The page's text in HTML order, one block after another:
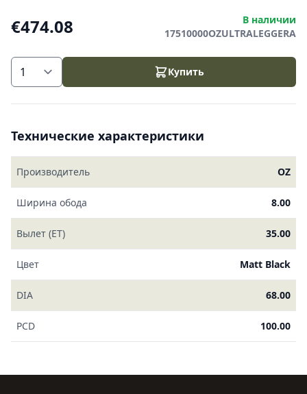
€474.08
В наличии
17510000OZULTRALEGGERA
Купить
Технические характеристики
Производитель OZ
Ширина обода 8.00
Вылет (ET) 35.00
Цвет Matt Black
DIA 68.00
PCD 100.00